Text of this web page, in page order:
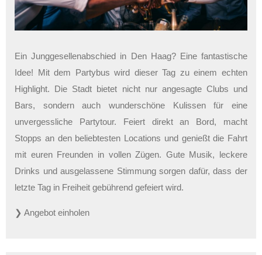
Ein Junggesellenabschied in Den Haag? Eine fantastische
Idee! Mit dem Partybus wird dieser Tag zu einem echten
Highlight. Die Stadt bietet nicht nur angesagte Clubs und
Bars, sondern auch wunderschöne Kulissen für eine
unvergessliche Partytour. Feiert direkt an Bord, macht
Stopps an den beliebtesten Locations und genießt die Fahrt
mit euren Freunden in vollen Zügen. Gute Musik, leckere
Drinks und ausgelassene Stimmung sorgen dafür, dass der
letzte Tag in Freiheit gebührend gefeiert wird.
❯ Angebot einholen